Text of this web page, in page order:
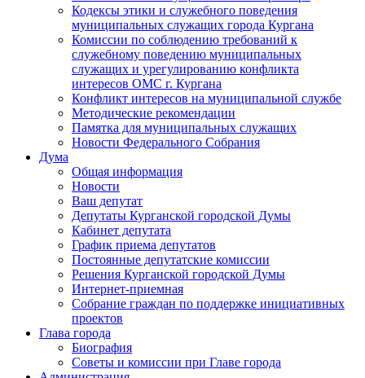
Кодексы этики и служебного поведения
муниципальных служащих города Кургана
Комиссии по соблюдению требований к
служебному поведению муниципальных
служащих и урегулированию конфликта
интересов ОМС г. Кургана
Конфликт интересов на муниципальной службе
Методические рекомендации
Памятка для муниципальных служащих
Новости Федерального Cобрания
Дума
Общая информация
Новости
Ваш депутат
Депутаты Курганской городской Думы
Кабинет депутата
График приема депутатов
Постоянные депутатские комиссии
Решения Курганской городской Думы
Интернет-приемная
Собрание граждан по поддержке инициативных
проектов
Глава города
Биография
Советы и комиссии при Главе города